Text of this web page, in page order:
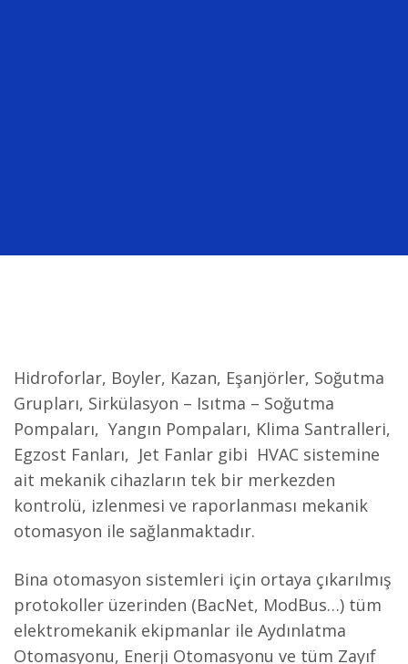
Hidroforlar, Boyler, Kazan, Eşanjörler, Soğutma
Grupları, Sirkülasyon – Isıtma – Soğutma
Pompaları, Yangın Pompaları, Klima Santralleri,
Egzost Fanları, Jet Fanlar gibi HVAC sistemine
ait mekanik cihazların tek bir merkezden
kontrolü, izlenmesi ve raporlanması mekanik
otomasyon ile sağlanmaktadır.
Bina otomasyon sistemleri için ortaya çıkarılmış
protokoller üzerinden (BacNet, ModBus…) tüm
elektromekanik ekipmanlar ile Aydınlatma
Otomasyonu, Enerji Otomasyonu ve tüm Zayıf